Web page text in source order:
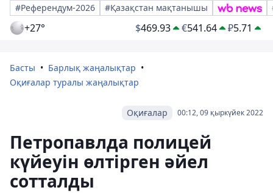
#Референдум-2026
#Қазақстан мақтанышы
+27° $469.93 €541.64 ₽5.71
Басты
Барлық жаңалықтар
Оқиғалар туралы жаңалықтар
00:12, 09 қыркүйек 2022
Оқиғалар
Петропавлда полицей
күйеуін өлтірген әйел
сотталды